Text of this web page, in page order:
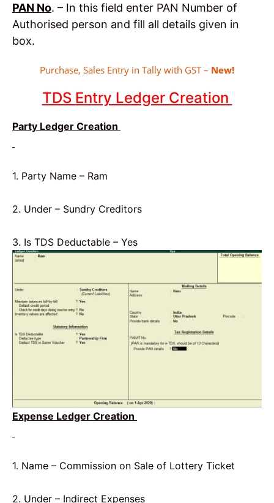
PAN No. – In this field enter PAN Number of
Authorised person and fill all details given in
box.
Purchase, Sales Entry in Tally with GST – New!
TDS Entry Ledger Creation
Party Ledger Creation
1. Party Name – Ram
2. Under – Sundry Creditors
3. Is TDS Deductable – Yes
Expense Ledger Creation
1. Name – Commission on Sale of Lottery Ticket
2. Under – Indirect Expenses